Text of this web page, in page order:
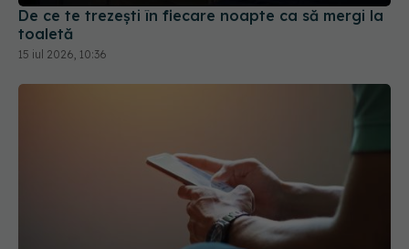
De ce te trezești în fiecare noapte ca să mergi la
toaletă
15 iul 2026, 10:36